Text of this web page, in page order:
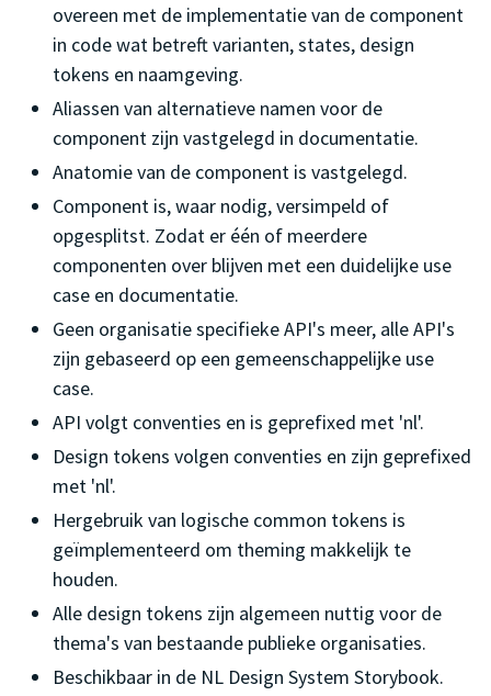
overeen met de implementatie van de component
in code wat betreft varianten, states, design
tokens en naamgeving.
Aliassen van alternatieve namen voor de
component zijn vastgelegd in documentatie.
Anatomie van de component is vastgelegd.
Component is, waar nodig, versimpeld of
opgesplitst. Zodat er één of meerdere
componenten over blijven met een duidelijke use
case en documentatie.
Geen organisatie specifieke API's meer, alle API's
zijn gebaseerd op een gemeenschappelijke use
case.
API volgt conventies en is geprefixed met 'nl'.
Design tokens volgen conventies en zijn geprefixed
met 'nl'.
Hergebruik van logische common tokens is
geïmplementeerd om theming makkelijk te
houden.
Alle design tokens zijn algemeen nuttig voor de
thema's van bestaande publieke organisaties.
Beschikbaar in de NL Design System Storybook.